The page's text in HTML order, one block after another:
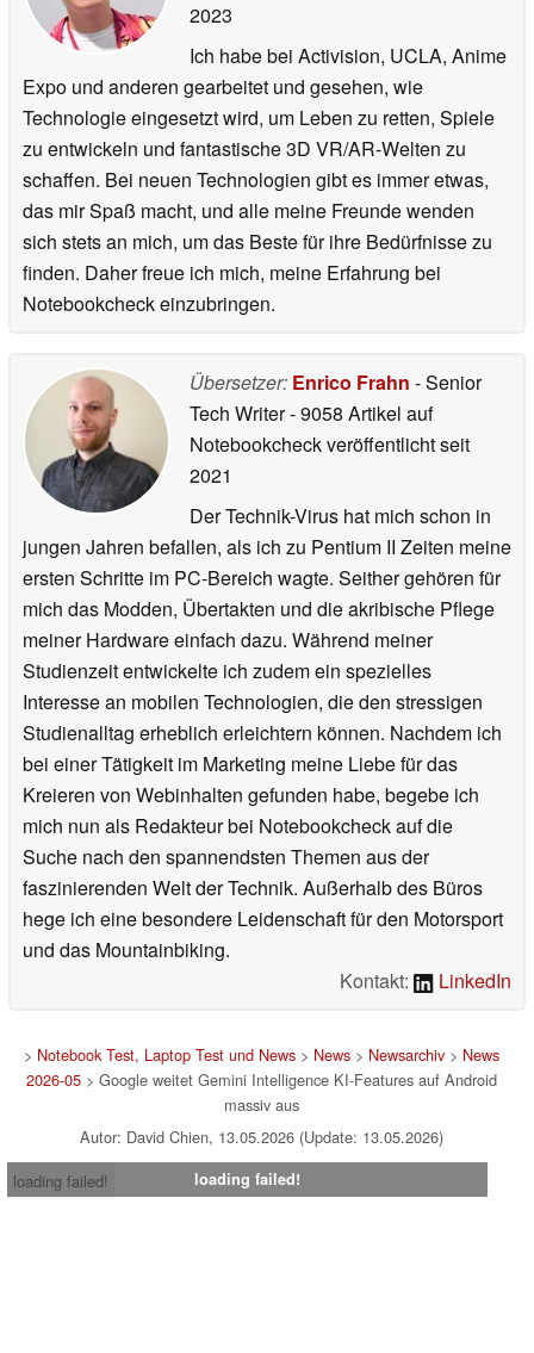
2023
Ich habe bei Activision, UCLA, Anime
Expo und anderen gearbeitet und gesehen, wie
Technologie eingesetzt wird, um Leben zu retten, Spiele
zu entwickeln und fantastische 3D VR/AR-Welten zu
schaffen. Bei neuen Technologien gibt es immer etwas,
das mir Spaß macht, und alle meine Freunde wenden
sich stets an mich, um das Beste für ihre Bedürfnisse zu
finden. Daher freue ich mich, meine Erfahrung bei
Notebookcheck einzubringen.
Übersetzer: Enrico Frahn - Senior
Tech Writer- 9058 Artikel auf
Notebookcheck veröffentlichtseit
2021
Der Technik-Virus hat mich schon in
jungen Jahren befallen, als ich zu Pentium II Zeiten meine
ersten Schritte im PC-Bereich wagte. Seither gehören für
mich das Modden, Übertakten und die akribische Pflege
meiner Hardware einfach dazu. Während meiner
Studienzeit entwickelte ich zudem ein spezielles
Interesse an mobilen Technologien, die den stressigen
Studienalltag erheblich erleichtern können. Nachdem ich
bei einer Tätigkeit im Marketing meine Liebe für das
Kreieren von Webinhalten gefunden habe, begebe ich
mich nun als Redakteur bei Notebookcheck auf die
Suche nach den spannendsten Themen aus der
faszinierenden Welt der Technik. Außerhalb des Büros
hege ich eine besondere Leidenschaft für den Motorsport
und das Mountainbiking.
Kontakt:
LinkedIn
> Notebook Test, Laptop Test und News> News> Newsarchiv> News
2026-05> Google weitet Gemini Intelligence KI-Features auf Android
massiv aus
Autor: David Chien, 13.05.2026 (Update: 13.05.2026)
loading failed!
loading failed!